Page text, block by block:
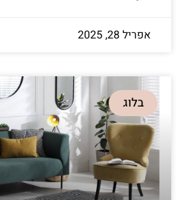
אפריל 28, 2025
בלוג